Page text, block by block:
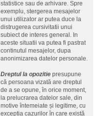
statistice sau de arhivare. Spre
exemplu, stergerea mesajelor
unui utilizator ar putea duce la
distrugerea cursivitatii unui
subiect de interes general. In
aceste situatii va putea fi pastrat
continutul mesajelor, dupa
anonimizarea datelor personale.
Dreptul la opozitie presupune
că persoana vizată are dreptul
de a se opune, în orice moment,
la prelucrarea datelor sale, din
motive întemeiate și legitime, cu
excepția cazurilor în care există